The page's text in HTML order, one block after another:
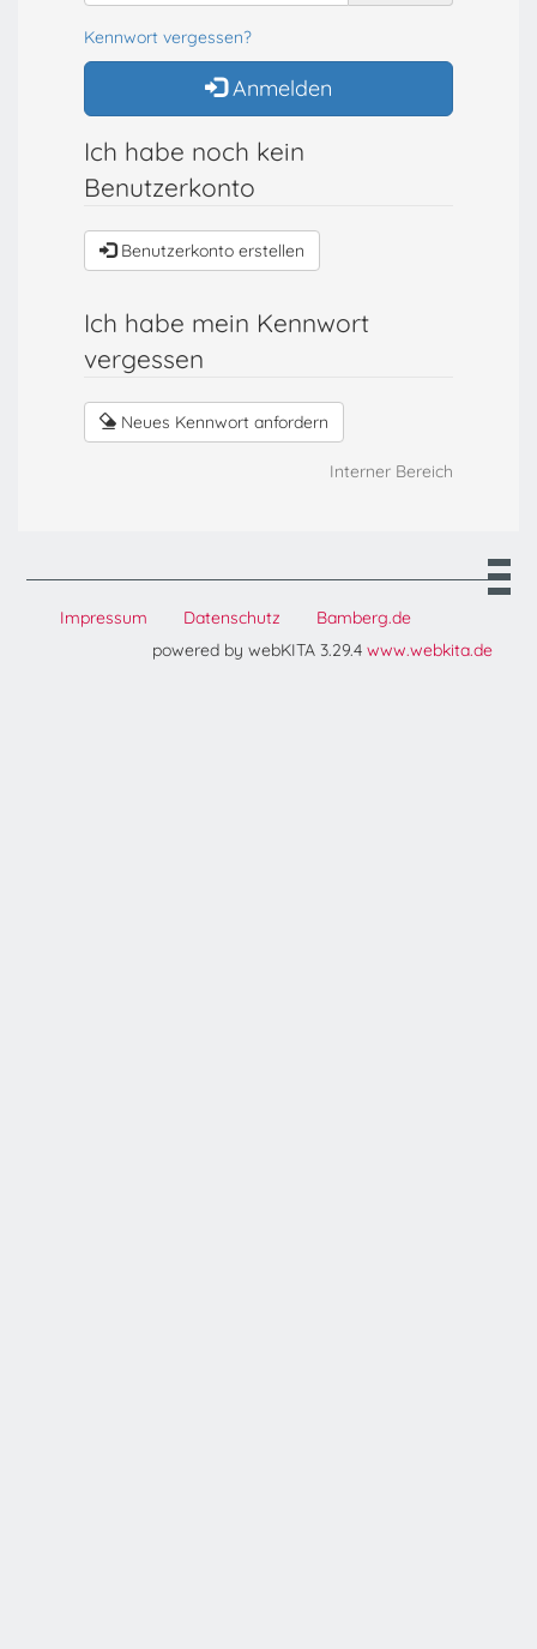
Kennwort vergessen?
Anmelden
Ich habe noch kein
Benutzerkonto
Benutzerkonto erstellen
Ich habe mein Kennwort
vergessen
Neues Kennwort anfordern
Interner Bereich
Impressum Datenschutz
Bamberg.de
powered by webKITA 3.29.4 www.webkita.de